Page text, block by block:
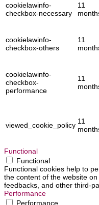
cookielawinfo-
checkbox-necessary
11
cookielawinfo-
checkbox-others
11
cookielawinfo-
checkbox-
performance
11
viewed_cookie_policy 11
Functional
Functional
Functional cookies help to
the content of the website
feedbacks, and other third-
Performance
Performance